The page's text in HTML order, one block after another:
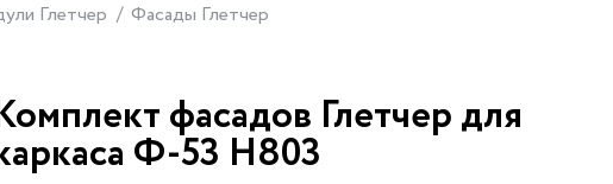
Глетчер Фасады Глетчер
фасадов Глетчер для
Ф-53 Н803